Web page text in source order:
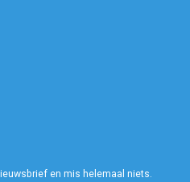
en mis helemaal niets.